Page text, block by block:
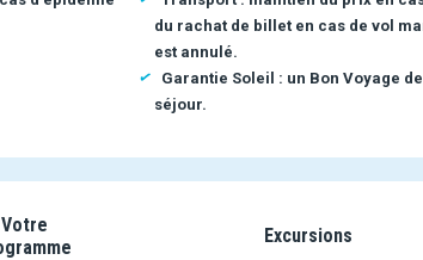
du rachat de billet en cas de vol
est annulé.
Garantie Soleil : un Bon Voyage
séjour.
Votre
Excursions